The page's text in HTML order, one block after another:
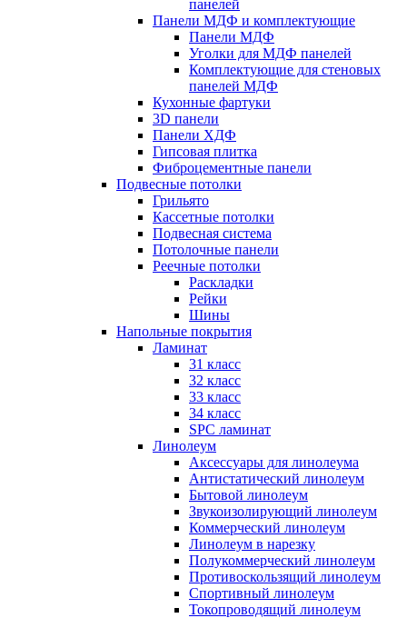
панелей
Панели МДФ и комплектующие
Панели МДФ
Уголки для МДФ панелей
Комплектующие для стеновых
панелей МДФ
Кухонные фартуки
3D панели
Панели ХДФ
Гипсовая плитка
Фиброцементные панели
Подвесные потолки
Грильято
Кассетные потолки
Подвесная система
Потолочные панели
Реечные потолки
Раскладки
Рейки
Шины
Напольные покрытия
Ламинат
31 класс
32 класс
33 класс
34 класс
SPC ламинат
Линолеум
Аксессуары для линолеума
Антистатический линолеум
Бытовой линолеум
Звукоизолирующий линолеум
Коммерческий линолеум
Линолеум в нарезку
Полукоммерческий линолеум
Противоскользящий линолеум
Спортивный линолеум
Токопроводящий линолеум